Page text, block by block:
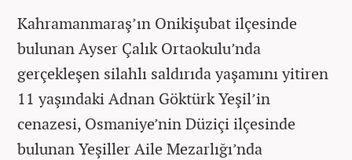
Kahramanmaraş’ın Onikişubat ilçesinde
bulunan Ayser Çalık Ortaokulu’nda
gerçekleşen silahlı saldırıda yaşamını yitiren
11 yaşındaki Adnan Göktürk Yeşil’in
cenazesi, Osmaniye’nin Düziçi ilçesinde
bulunan Yeşiller Aile Mezarlığı’nda